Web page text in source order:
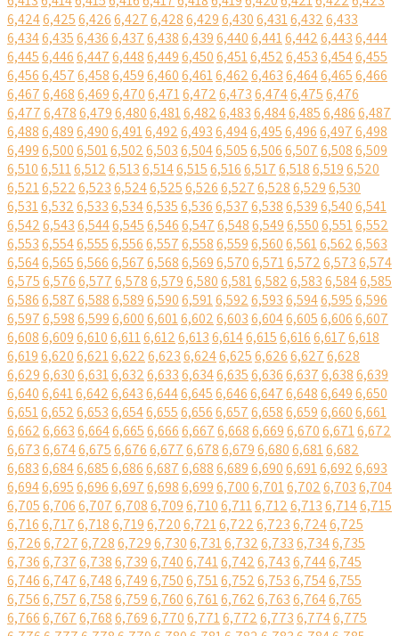
6,4246,4256,4266,4276,4286,4296,4306,4316,4326,433
6,4346,4356,4366,4376,4386,4396,4406,4416,4426,4436,444
6,4456,4466,4476,4486,4496,4506,4516,4526,4536,4546,455
6,4566,4576,4586,4596,4606,4616,4626,4636,4646,4656,466
6,4676,4686,4696,4706,4716,4726,4736,4746,4756,476
6,4776,4786,4796,4806,4816,4826,4836,4846,4856,4866,487
6,4886,4896,4906,4916,4926,4936,4946,4956,4966,4976,498
6,4996,5006,5016,5026,5036,5046,5056,5066,5076,5086,509
6,5106,5116,5126,5136,5146,5156,5166,5176,5186,5196,520
6,5216,5226,5236,5246,5256,5266,5276,5286,5296,530
6,5316,5326,5336,5346,5356,5366,5376,5386,5396,5406,541
6,5426,5436,5446,5456,5466,5476,5486,5496,5506,5516,552
6,5536,5546,5556,5566,5576,5586,5596,5606,5616,5626,563
6,5646,5656,5666,5676,5686,5696,5706,5716,5726,5736,574
6,5756,5766,5776,5786,5796,5806,5816,5826,5836,5846,585
6,5866,5876,5886,5896,5906,5916,5926,5936,5946,5956,596
6,5976,5986,5996,6006,6016,6026,6036,6046,6056,6066,607
6,6086,6096,6106,6116,6126,6136,6146,6156,6166,6176,618
6,6196,6206,6216,6226,6236,6246,6256,6266,6276,628
6,6296,6306,6316,6326,6336,6346,6356,6366,6376,6386,639
6,6406,6416,6426,6436,6446,6456,6466,6476,6486,6496,650
6,6516,6526,6536,6546,6556,6566,6576,6586,6596,6606,661
6,6626,6636,6646,6656,6666,6676,6686,6696,6706,6716,672
6,6736,6746,6756,6766,6776,6786,6796,6806,6816,682
6,6836,6846,6856,6866,6876,6886,6896,6906,6916,6926,693
6,6946,6956,6966,6976,6986,6996,7006,7016,7026,7036,704
6,7056,7066,7076,7086,7096,7106,7116,7126,7136,7146,715
6,7166,7176,7186,7196,7206,7216,7226,7236,7246,725
6,7266,7276,7286,7296,7306,7316,7326,7336,7346,735
6,7366,7376,7386,7396,7406,7416,7426,7436,7446,745
6,7466,7476,7486,7496,7506,7516,7526,7536,7546,755
6,7566,7576,7586,7596,7606,7616,7626,7636,7646,765
6,7666,7676,7686,7696,7706,7716,7726,7736,7746,775